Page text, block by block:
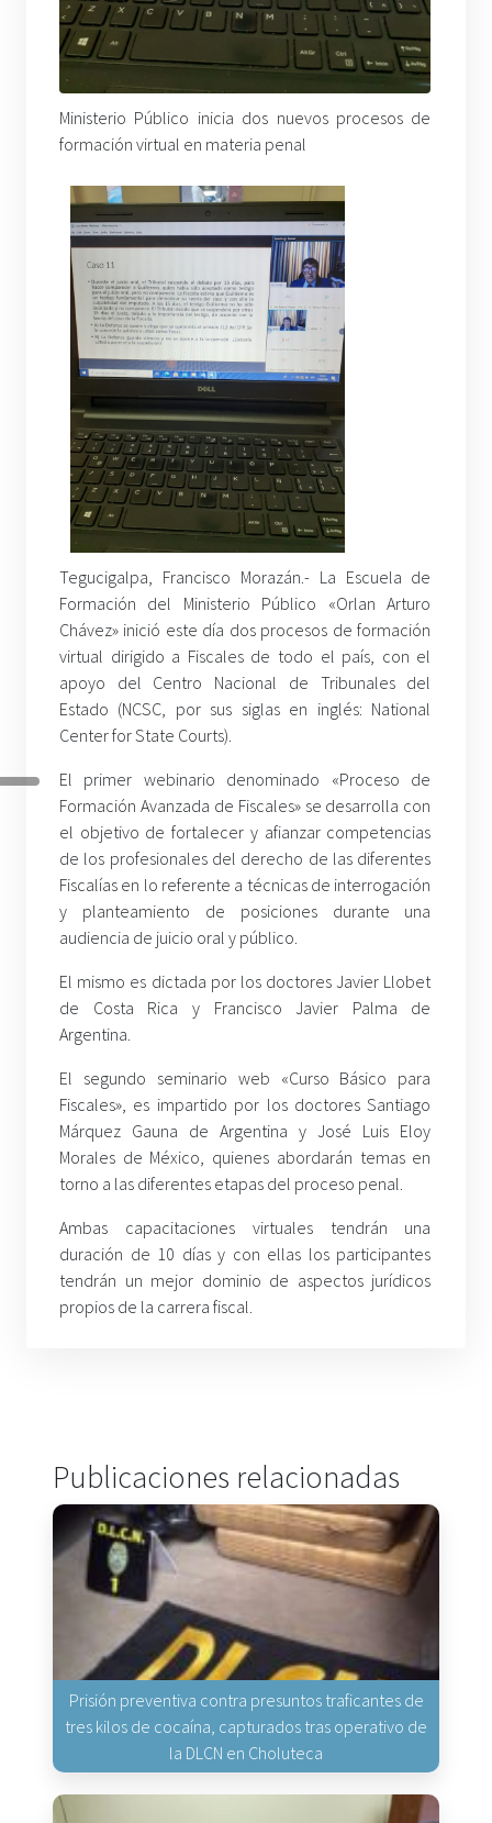
Ministerio Público inicia dos nuevos procesos de
formación virtual en materia penal
Tegucigalpa, Francisco Morazán.- La Escuela de
Formación del Ministerio Público «Orlan Arturo
Chávez» inició este día dos procesos de formación
virtual dirigido a Fiscales de todo el país, con el
apoyo del Centro Nacional de Tribunales del
Estado (NCSC, por sus siglas en inglés: National
Center for State Courts).
El primer webinario denominado «Proceso de
Formación Avanzada de Fiscales» se desarrolla con
el objetivo de fortalecer y afianzar competencias
de los profesionales del derecho de las diferentes
Fiscalías en lo referente a técnicas de interrogación
y planteamiento de posiciones durante una
audiencia de juicio oral y público.
El mismo es dictada por los doctores Javier Llobet
de Costa Rica y Francisco Javier Palma de
Argentina.
El segundo seminario web «Curso Básico para
Fiscales», es impartido por los doctores Santiago
Márquez Gauna de Argentina y José Luis Eloy
Morales de México, quienes abordarán temas en
torno a las diferentes etapas del proceso penal.
Ambas capacitaciones virtuales tendrán una
duración de 10 días y con ellas los participantes
tendrán un mejor dominio de aspectos jurídicos
propios de la carrera fiscal.
Publicaciones relacionadas
Prisión preventiva contra presuntos traficantes de
tres kilos de cocaína, capturados tras operativo de
la DLCN en Choluteca